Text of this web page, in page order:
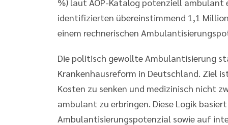
identifizierten übereinstimmend 1,1
einem rechnerischen
Die politisch gewollte Ambulantisierung
Krankenhausreform in Deutschland. Ziel
Kosten zu senken und medizinisch nicht
ambulant zu erbringen. Diese Logik
Ambulantisierungspotenzial sowie auf